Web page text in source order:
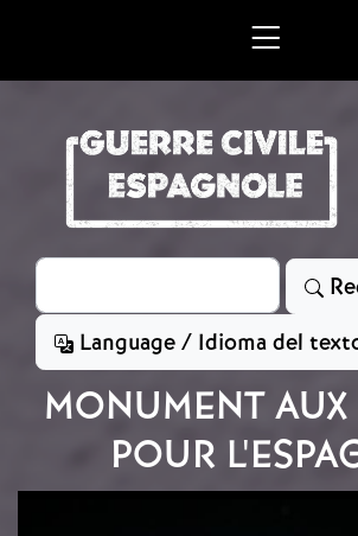
Rechercher
Language / Idioma del
MONUMENT AUX
POUR